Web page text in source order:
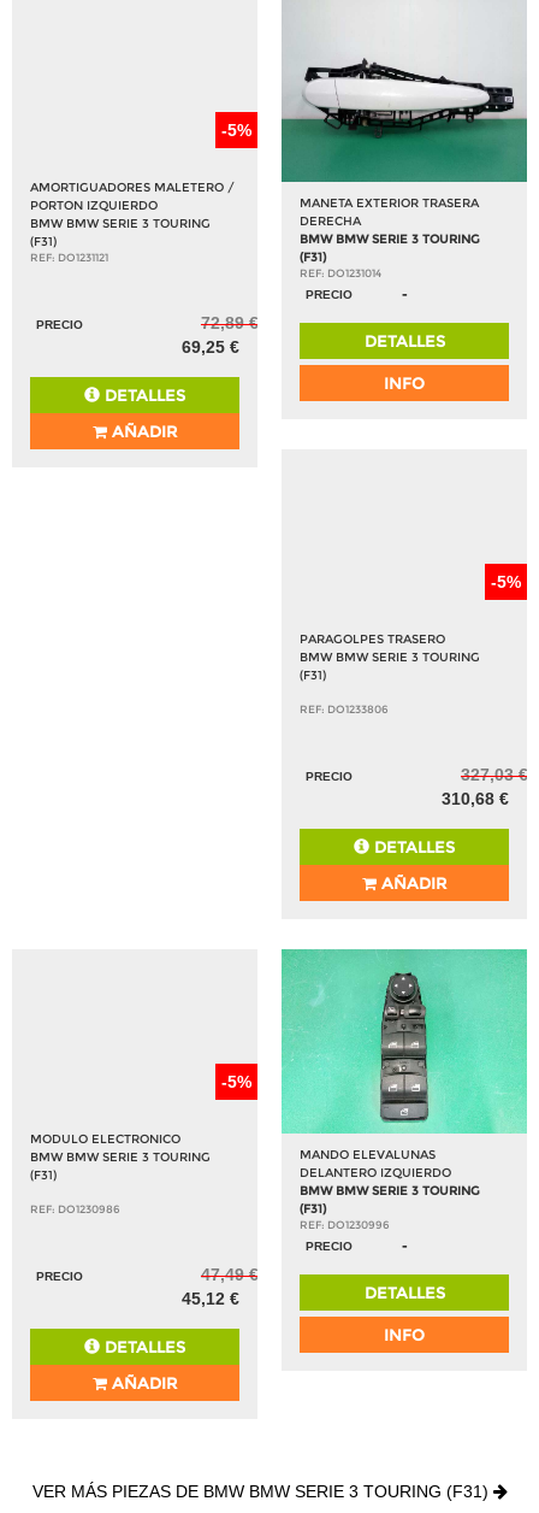
-5%
AMORTIGUADORES MALETERO /
PORTON IZQUIERDO
BMW BMW SERIE 3 TOURING
(F31)
REF: DO1231121
PRECIO
72,89 €
69,25 €
DETALLES
AÑADIR
MANETA EXTERIOR TRASERA
DERECHA
BMW BMW SERIE 3 TOURING
(F31)
REF: DO1231014
PRECIO
-
DETALLES
INFO
-5%
PARAGOLPES TRASERO
BMW BMW SERIE 3 TOURING
(F31)
REF: DO1233806
PRECIO
327,03 €
310,68 €
DETALLES
AÑADIR
-5%
MODULO ELECTRONICO
BMW BMW SERIE 3 TOURING
(F31)
REF: DO1230986
PRECIO
47,49 €
45,12 €
DETALLES
AÑADIR
MANDO ELEVALUNAS
DELANTERO IZQUIERDO
BMW BMW SERIE 3 TOURING
(F31)
REF: DO1230996
PRECIO
-
DETALLES
INFO
VER MÁS PIEZAS DE BMW BMW SERIE 3 TOURING (F31)